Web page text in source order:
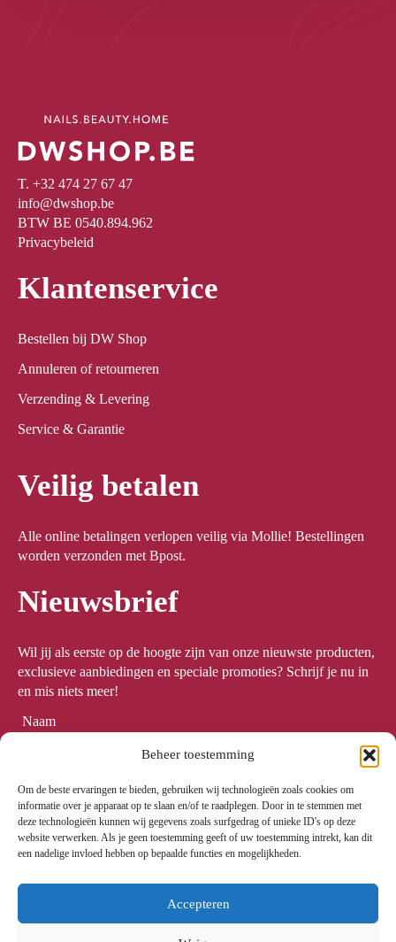
Beheer toestemming
Om de beste ervaringen te bieden, gebruiken wij technologieën zoals cookies om
informatie over je apparaat op te slaan en/of te raadplegen. Door in te stemmen met
deze technologieën kunnen wij gegevens zoals surfgedrag of unieke ID's op deze
website verwerken. Als je geen toestemming geeft of uw toestemming intrekt, kan dit
een nadelige invloed hebben op bepaalde functies en mogelijkheden.
Accepteren
T. +32 474 27 67 47
info@dwshop.be
BTW BE 0540.894.962
Privacybeleid
Klantenservice
Bestellen bij DW Shop
Annuleren of retourneren
Verzending & Levering
Service & Garantie
Veilig betalen
Alle online betalingen verlopen veilig via Mollie! Bestellingen
worden verzonden met Bpost.
Nieuwsbrief
Wil jij als eerste op de hoogte zijn van onze nieuwste producten,
exclusieve aanbiedingen en speciale promoties? Schrijf je nu in
en mis niets meer!
Naam *
Email *
Meld me aan